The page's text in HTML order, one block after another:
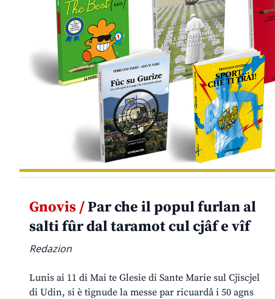
Gnovis /Par che il popul furlan al
salti fûr dal taramot cul cjâf e vîf
Redazion
Lunis ai 11 di Mai te Glesie di Sante Marie sul Cjiscjel
di Udin, si è tignude la messe par ricuardâ i 50 agns